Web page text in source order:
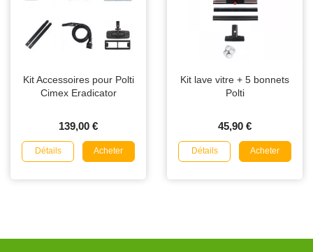
Kit Accessoires pour Polti
Cimex Eradicator
139,00 €
Détails Acheter
Kit lave vitre + 5 bonnets
Polti
45,90 €
Détails Acheter